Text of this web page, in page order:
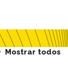
Mostrar todos